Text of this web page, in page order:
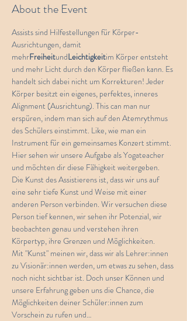
About the Event
Assists sind Hilfestellungen für Körper-
Ausrichtungen, damit
mehrFreiheitundLeichtigkeitim Körper entsteht
und mehr Licht durch den Körper fließen kann. Es
handelt sich dabei nicht um Korrekturen! Jeder
Körper besitzt ein eigenes, perfektes, inneres
Alignment (Ausrichtung). This can man nur
erspüren, indem man sich auf den Atemrythmus
des Schülers einstimmt. Like, wie man ein
Instrument für ein gemeinsames Konzert stimmt.
Hier sehen wir unsere Aufgabe als Yogateacher
und möchten dir diese Fähigkeit weitergeben.
Die Kunst des Assistierens ist, dass wir uns auf
eine sehr tiefe Kunst und Weise mit einer
anderen Person verbinden. Wir versuchen diese
Person tief kennen, wir sehen ihr Potenzial, wir
beobachten genau und verstehen ihren
Körpertyp, ihre Grenzen und Möglichkeiten.
Mit "Kunst" meinen wir, dass wir als Lehrer:innen
zu Visionär:innen werden, um etwas zu sehen, dass
noch nicht sichtbar ist. Doch unser Können und
unsere Erfahrung geben uns die Chance, die
Möglichkeiten deiner Schüler:innen zum
Vorschein zu rufen und…